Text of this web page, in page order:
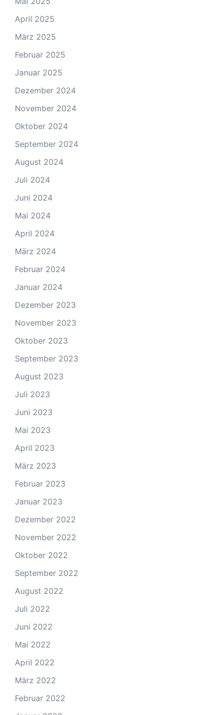
April 2025
März 2025
Februar 2025
Januar 2025
Dezember 2024
November 2024
Oktober 2024
September 2024
August 2024
Juli 2024
Juni 2024
Mai 2024
April 2024
März 2024
Februar 2024
Januar 2024
Dezember 2023
November 2023
Oktober 2023
September 2023
August 2023
Juli 2023
Juni 2023
Mai 2023
April 2023
März 2023
Februar 2023
Januar 2023
Dezember 2022
November 2022
Oktober 2022
September 2022
August 2022
Juli 2022
Juni 2022
Mai 2022
April 2022
März 2022
Februar 2022